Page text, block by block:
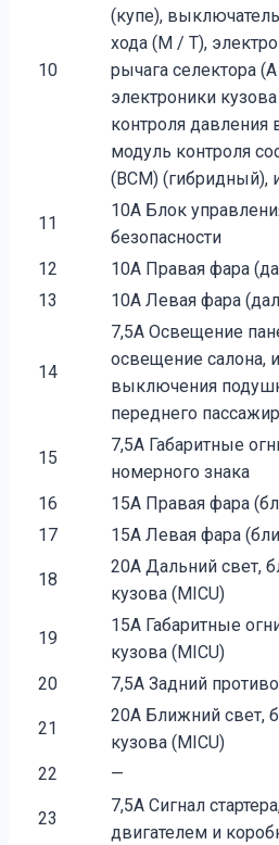
10
(купе),
хода (M / T),
рычага селектора
электроники
контроля давления
модуль контроля
(BCM) (гибридный),
11
10А Блок
безопасности
12
10А Правая фара
13
10А Левая фара
14
7,5A Освещение
освещение салона,
выключения
переднего
15
7,5А Габаритные
номерного знака
16
15А Правая фара
17
15А Левая фара
18
20A Дальний свет,
кузова (MICU)
19
15A Габаритные
кузова (MICU)
20
7,5А Задний
21
20A Ближний свет,
кузова (MICU)
22
—
23
7,5A Сигнал
двигателем и